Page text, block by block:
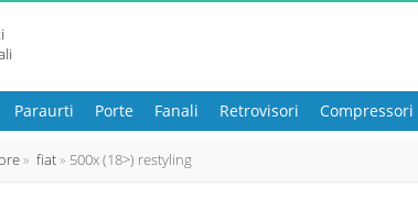
Paraurti Porte Fanali Retrovisori Compressori
fiat 500x (18>) restyling